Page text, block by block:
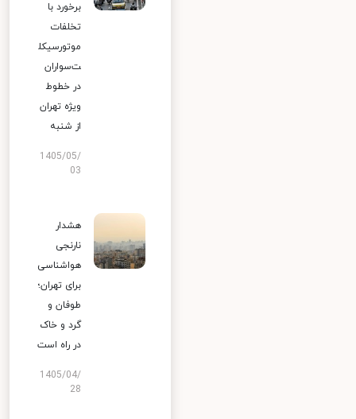
برخورد با
تخلفات
موتورسیکل
ت‌سواران
در خطوط
ویژه تهران
از شنبه
1405/05/
03
هشدار
نارنجی
هواشناسی
برای تهران؛
طوفان و
گرد و خاک
در راه است
1405/04/
28